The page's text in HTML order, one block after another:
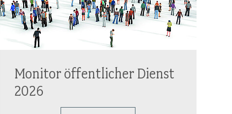
Monitor öffentlicher Dienst
2026